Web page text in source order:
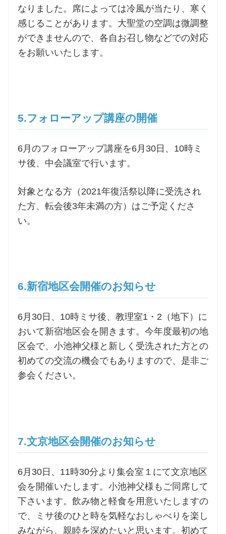
なりました。席によっては冷風が当たり、寒く
感じることがあります。大聖堂の空調は微調整
ができませんので、各自お召し物などでの対応
をお願いいたします。
5.フォローアップ講座の開催
6月のフォローアップ講座を6月30日、10時ミ
サ後、中会議室で行います。
対象となる方（2021年復活祭以降に受洗され
た方、転会後3年未満の方）はご予定くださ
い。
6.新宿地区会開催のお知らせ
6月30日、10時ミサ後、教理室1・2（地下）に
おいて新宿地区会を開きます。今年度最初の地
区会で、小池神父様と新しく受洗された方との
初めての交流の機会でもありますので、是非ご
参会ください。
7.文京地区会開催のお知らせ
6月30日、11時30分より集会室１にて文京地区
会を開催いたします。小池神父様もご同席して
下さいます。飲み物と軽食を用意いたしますの
で、ミサ後のひと時を気軽なおしゃべりを楽し
みながら、親睦を深めたいと思います。初めて